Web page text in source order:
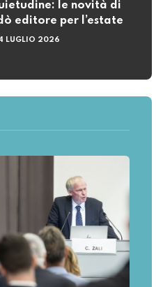
le novità di
editore per l’estate
LUGLIO 2026